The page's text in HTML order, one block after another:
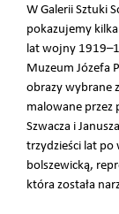
W Galerii Sztuki
pokazujemy
lat wojny
Muzeum Józefa
obrazy wybrane
malowane przez
Szwacza i
trzydzieści lat po
bolszewicką,
która została